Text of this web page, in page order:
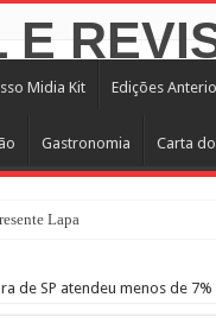
Midia Kit Edições
Gastronomia Carta
Lapa
Urbanos na região central
de SP atendeu menos de